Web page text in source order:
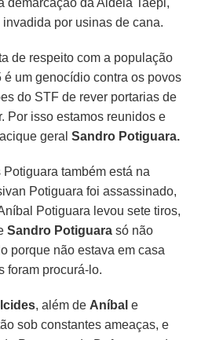
por usinas de cana.
de respeito com a população
é um genocídio contra os povos
do STF de rever portarias de
Por isso estamos reunidos e
geralSandro Potiguara.
também está na
Potiguara foi assassinado,
Potiguara levou sete tiros,
Sandro Potiguara só não
porque não estava em casa
foram procurá-lo.
, além de Aníbal e
sob constantes ameaças, e